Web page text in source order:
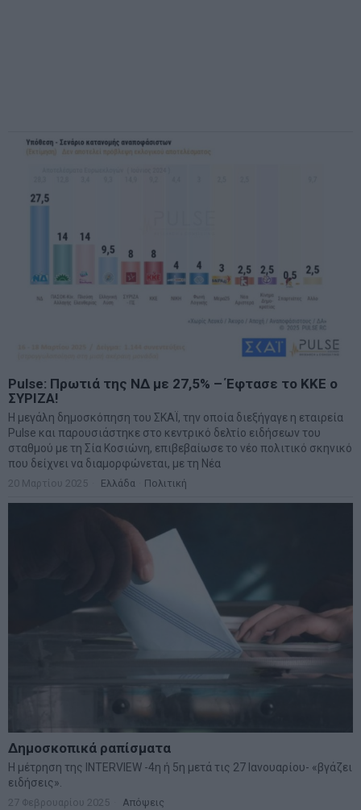
Pulse: Πρωτιά της ΝΔ με 27,5% – Έφτασε το ΚΚΕ ο
ΣΥΡΙΖΑ!
Η μεγάλη δημοσκόπηση του ΣΚΑΪ, την οποία διεξήγαγε η εταιρεία
Pulse και παρουσιάστηκε στο κεντρικό δελτίο ειδήσεων του
σταθμού με τη Σία Κοσιώνη, επιβεβαίωσε το νέο πολιτικό σκηνικό
που δείχνει να διαμορφώνεται, με τη Νέα
20 Μαρτίου 2025 Ελλάδα Πολιτική
Δημοσκοπικά ραπίσματα
Η μέτρηση της INTERVIEW -4η ή 5η μετά τις 27 Ιανουαρίου- «βγάζει
ειδήσεις».
27 Φεβρουαρίου 2025 Απόψεις